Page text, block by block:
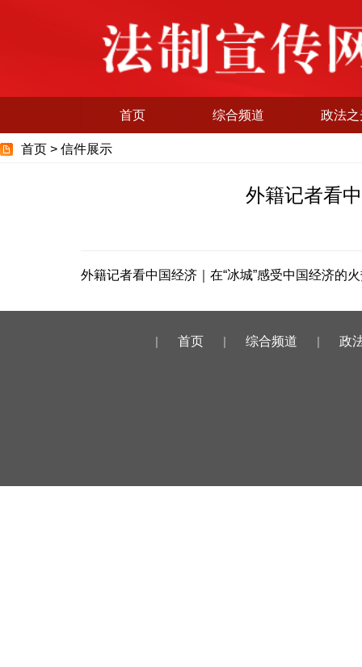
首页 综合频道 政法之
首页 > 信件展示
外籍记者看
外籍记者看中国经济｜在“冰城”感受中国经济的
| 首页 | 综合频道 | 政